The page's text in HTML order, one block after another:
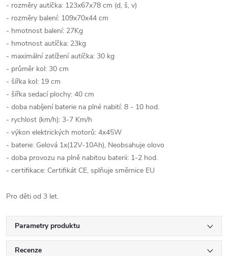
- rozměry autíčka: 123x67x78 cm (d, š, v)
- rozměry balení: 109x70x44 cm
- hmotnost balení: 27Kg
- hmotnost autíčka: 23kg
- maximální zatížení autíčka: 30 kg
- průměr kol: 30 cm
- šířka kol: 19 cm
- šířka sedací plochy: 40 cm
- doba nabíjení baterie na plné nabití: 8 - 10 hod.
- rychlost (km/h): 3-7 Km/h
- výkon elektrických motorů: 4x45W
- baterie: Gelová 1x(12V-10Ah), Neobsahuje olovo
- doba provozu na plně nabitou baterii: 1-2 hod.
- certifikace: Certifikát CE, splňuje směrnice EU
Pro děti od 3 let.
Parametry produktu
Recenze